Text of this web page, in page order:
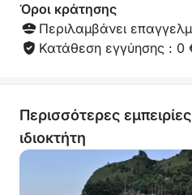
Όροι κράτησης
Περιλαμβάνει
Κατάθεση εγγύησης : 0
Περισσότερες
ιδιοκτήτη